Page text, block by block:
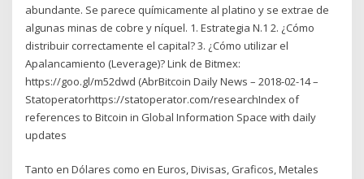
abundante. Se parece químicamente al platino y se extrae de
algunas minas de cobre y níquel. 1. Estrategia N.1 2. ¿Cómo
distribuir correctamente el capital? 3. ¿Cómo utilizar el
Apalancamiento (Leverage)? Link de Bitmex:
https://goo.gl/m52dwd (AbrBitcoin Daily News – 2018-02-14 –
Statoperatorhttps://statoperator.com/researchIndex of
references to Bitcoin in Global Information Space with daily
updates
Tanto en Dólares como en Euros, Divisas, Graficos, Metales